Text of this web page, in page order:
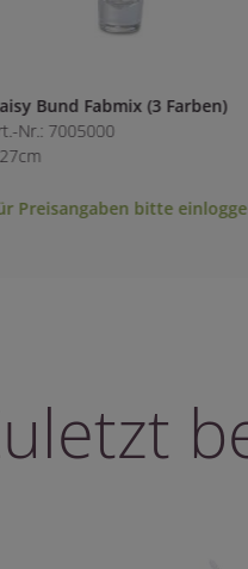
(3 Farben)
bitte einloggen!